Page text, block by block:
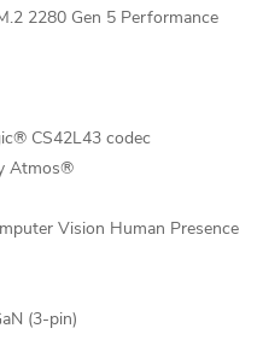
2280 Gen 5 Performance
CS42L43 codec
Atmos®
Vision Human Presence
(3-pin)